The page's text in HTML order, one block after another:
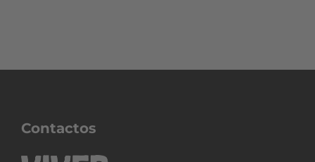
Contactos